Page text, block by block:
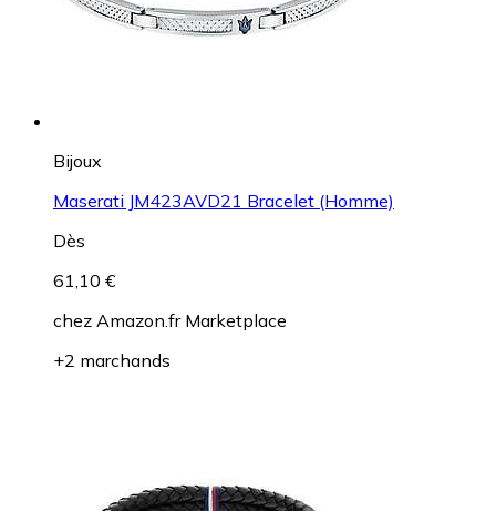
Bijoux
Maserati JM423AVD21 Bracelet (Homme)
Dès
61,10 €
chez Amazon.fr Marketplace
+2 marchands